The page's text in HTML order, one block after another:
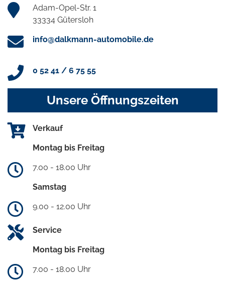
Adam-Opel-Str. 1
33334 Gütersloh
info@dalkmann-automobile.de
0 52 41 / 6 75 55
Unsere Öffnungszeiten
Verkauf
Montag bis Freitag
7.00 - 18.00 Uhr
Samstag
9.00 - 12.00 Uhr
Service
Montag bis Freitag
7.00 - 18.00 Uhr